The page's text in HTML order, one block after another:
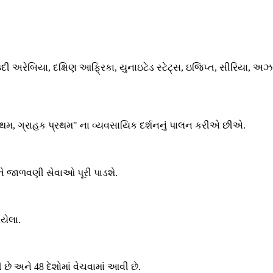
અરેબિયા, દક્ષિણ આફ્રિકા, યુનાઇટેડ સ્ટેટ્સ, ઇજિપ્ત, સીરિયા,
ગ્રાહક પ્રથમ" ના વ્યવસાયિક દર્શનનું પાલન કરીએ છીએ.
જાળવણી સેવાઓ પૂરી પાડશે.
છે અને 48 દેશોમાં વેચવામાં આવી છે.